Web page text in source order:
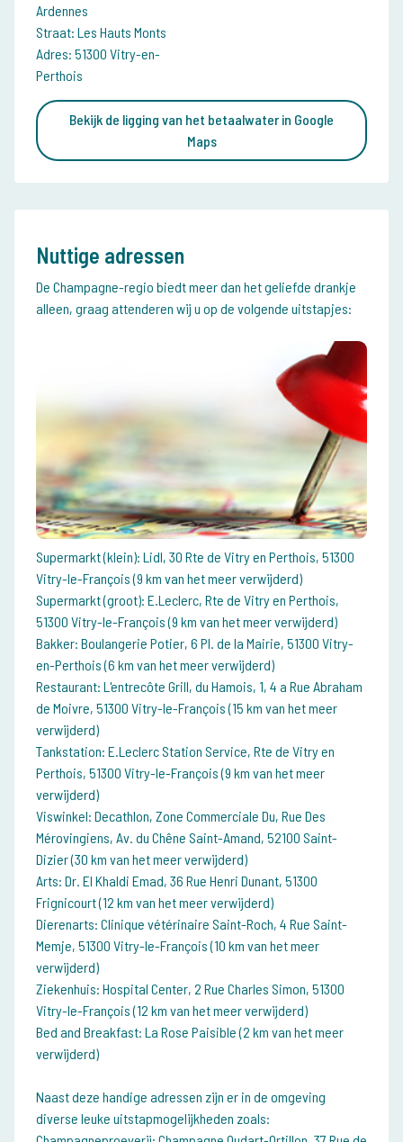
Ardennes
Straat: Les Hauts Monts
Adres: 51300 Vitry-en-
Perthois
Bekijk de ligging van het betaalwater in Google
Maps
Nuttige adressen
De Champagne-regio biedt meer dan het geliefde drankje
alleen, graag attenderen wij u op de volgende uitstapjes:
Supermarkt (klein): Lidl, 30 Rte de Vitry en Perthois, 51300
Vitry-le-François (9 km van het meer verwijderd)
Supermarkt (groot): E.Leclerc, Rte de Vitry en Perthois,
51300 Vitry-le-François (9 km van het meer verwijderd)
Bakker: Boulangerie Potier, 6 Pl. de la Mairie, 51300 Vitry-
en-Perthois (6 km van het meer verwijderd)
Restaurant: L'entrecôte Grill, du Hamois, 1, 4 a Rue Abraham
de Moivre, 51300 Vitry-le-François (15 km van het meer
verwijderd)
Tankstation: E.Leclerc Station Service, Rte de Vitry en
Perthois, 51300 Vitry-le-François (9 km van het meer
verwijderd)
Viswinkel: Decathlon, Zone Commerciale Du, Rue Des
Mérovingiens, Av. du Chêne Saint-Amand, 52100 Saint-
Dizier (30 km van het meer verwijderd)
Arts: Dr. El Khaldi Emad, 36 Rue Henri Dunant, 51300
Frignicourt (12 km van het meer verwijderd)
Dierenarts: Clinique vétérinaire Saint-Roch, 4 Rue Saint-
Memje, 51300 Vitry-le-François (10 km van het meer
verwijderd)
Ziekenhuis: Hospital Center, 2 Rue Charles Simon, 51300
Vitry-le-François (12 km van het meer verwijderd)
Bed and Breakfast: La Rose Paisible (2 km van het meer
verwijderd)
Naast deze handige adressen zijn er in de omgeving
diverse leuke uitstapmogelijkheden zoals: